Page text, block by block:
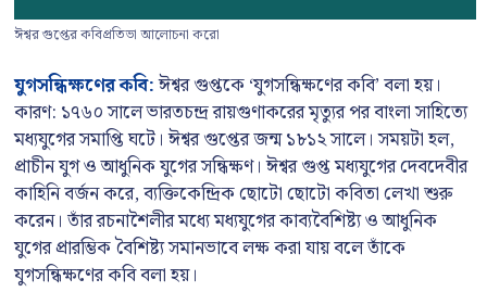
ঈশ্বর গুপ্তের কবিপ্রতিভা আলোচনা করো
যুগসন্ধিক্ষণের কবি:ঈশ্বর গুপ্তকে ‘যুগসন্ধিক্ষণের কবি’ বলা হয়।
কারণ: ১৭৬০ সালে ভারতচন্দ্র রায়গুণাকরের মৃত্যুর পর বাংলা সাহিত্যে
মধ্যযুগের সমাপ্তি ঘটে। ঈশ্বর গুপ্তের জন্ম ১৮১২ সালে। সময়টা হল,
প্রাচীন যুগ ও আধুনিক যুগের সন্ধিক্ষণ। ঈশ্বর গুপ্ত মধ্যযুগের দেবদেবীর
কাহিনি বর্জন করে, ব্যক্তিকেন্দ্রিক ছোটো ছোটো কবিতা লেখা শুরু
করেন। তাঁর রচনাশৈলীর মধ্যে মধ্যযুগের কাব্যবৈশিষ্ট্য ও আধুনিক
যুগের প্রারম্ভিক বৈশিষ্ট্য সমানভাবে লক্ষ করা যায় বলে তাঁকে
যুগসন্ধিক্ষণের কবি বলা হয়।